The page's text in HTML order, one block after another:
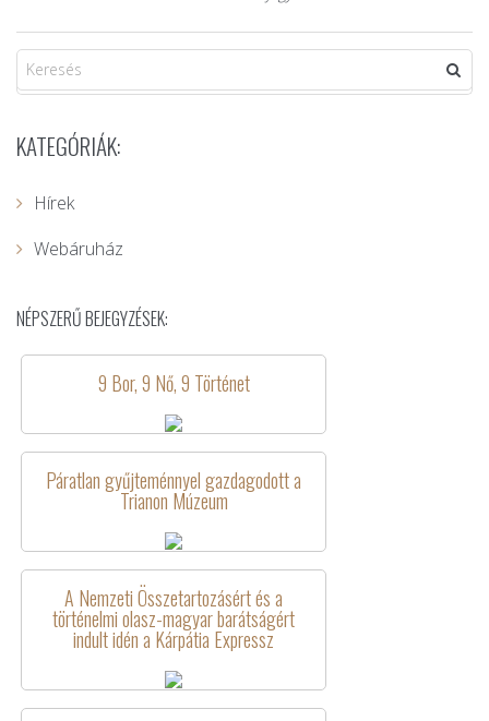
KATEGÓRIÁK:
Hírek
Webáruház
NÉPSZERŰ BEJEGYZÉSEK:
9 Bor, 9 Nő, 9 Történet
Páratlan gyűjteménnyel gazdagodott a
Trianon Múzeum
A Nemzeti Összetartozásért és a
történelmi olasz-magyar barátságért
indult idén a Kárpátia Expressz